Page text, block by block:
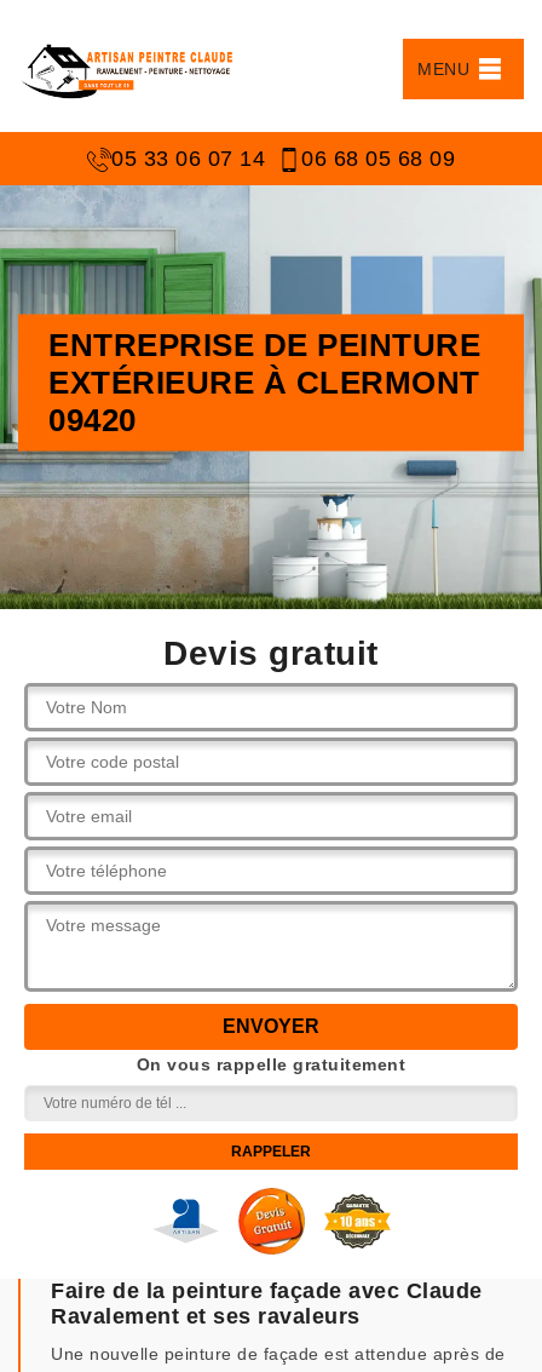
MENU
05 33 06 07 14 06 68 05 68 09
ENTREPRISE DE PEINTURE
EXTÉRIEURE À CLERMONT
09420
Devis gratuit
On vous rappelle gratuitement
Faire de la peinture façade avec Claude
Ravalement et ses ravaleurs
Une nouvelle peinture de façade est attendue après de